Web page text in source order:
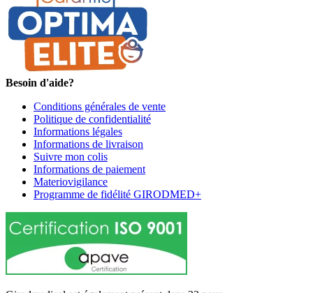
Besoin d'aide?
Conditions générales de vente
Politique de confidentialité
Informations légales
Informations de livraison
Suivre mon colis
Informations de paiement
Materiovigilance
Programme de fidélité GIRODMED+